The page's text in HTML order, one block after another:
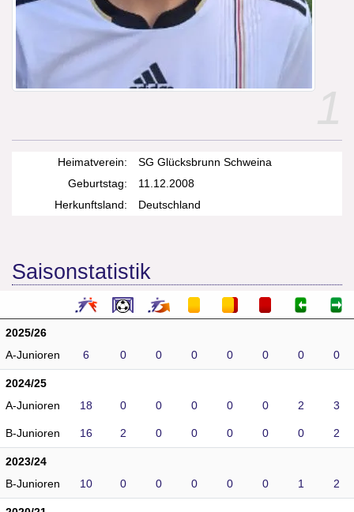
1
Heimatverein:
SG Glücksbrunn Schweina
Geburtstag:
11.12.2008
Herkunftsland:
Deutschland
Saisonstatistik
2025/26
A-Junioren
6 0 0 0 0 0 0 0
2024/25
A-Junioren
18 0 0 0 0 0 2 3
B-Junioren 16 2 0 0 0 0 0 2
2023/24
B-Junioren
10 0 0 0 0 0 1 2